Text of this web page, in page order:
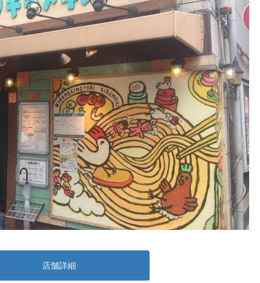
店舗詳細